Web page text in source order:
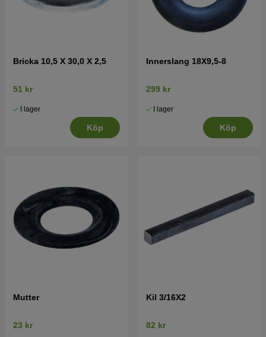
Bricka 10,5 X 30,0 X 2,5
51 kr
I lager
Köp
Innerslang 18X9,5-8
299 kr
I lager
Köp
Mutter
23 kr
Kil 3/16X2
82 kr